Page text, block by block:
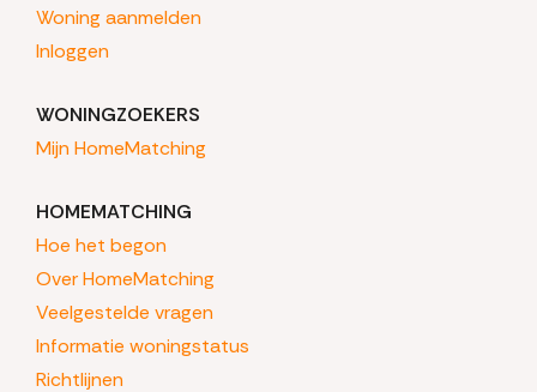
Woning aanmelden
Inloggen
WONINGZOEKERS
Mijn HomeMatching
HOMEMATCHING
Hoe het begon
Over HomeMatching
Veelgestelde vragen
Informatie woningstatus
Richtlijnen